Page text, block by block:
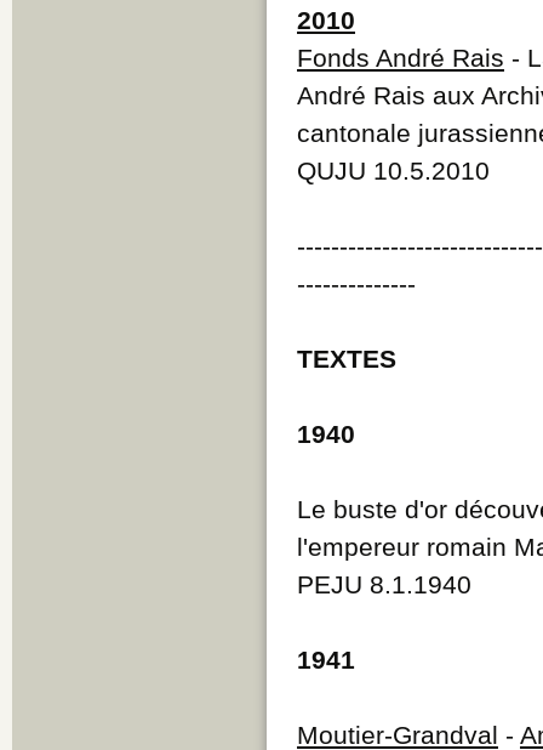
2010
Fonds André Rais -
André Rais aux
cantonale
QUJU 10.5.2010
--------------
TEXTES
1940
Le buste d'or
l'empereur romain
PEJU 8.1.1940
1941
Moutier-Grandval -